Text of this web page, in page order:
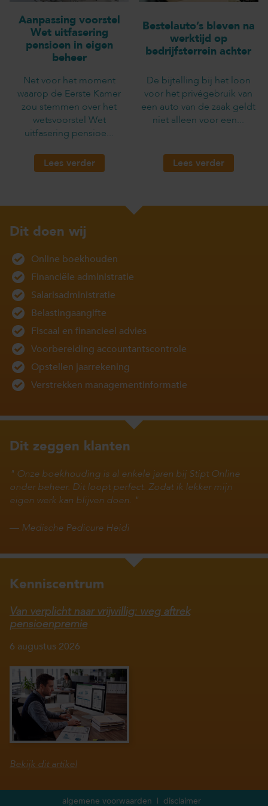
Aanpassing voorstel
Wet uitfasering
pensioen in eigen
beheer
Net voor het moment
waarop de Eerste Kamer
zou stemmen over het
wetsvoorstel Wet
uitfasering pensioe...
Lees verder
Bestelauto’s bleven na
werktijd op
bedrijfsterrein achter
De bijtelling bij het loon
voor het privégebruik van
een auto van de zaak geldt
niet alleen voor een...
Lees verder
Dit doen wij
Online boekhouden
Financiële administratie
Salarisadministratie
Belastingaangifte
Fiscaal en financieel advies
Voorbereiding accountantscontrole
Opstellen jaarrekening
Verstrekken managementinformatie
Dit zeggen klanten
Onze boekhouding is al enkele jaren bij Stipt Online
onder beheer. Dit loopt perfect. Zodat ik lekker mijn
eigen werk kan blijven doen.
— Medische Pedicure Heidi
Kenniscentrum
Van verplicht naar vrijwillig: weg aftrek
pensioenpremie
6 augustus 2026
Bekijk dit artikel
algemene voorwaarden disclaimer